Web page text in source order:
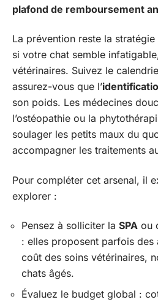
plafond de remboursement
La prévention reste la
si votre chat semble
vétérinaires. Suivez le
assurez-vous que l’
son poids. Les médecines
l’ostéopathie ou la
soulager les petits maux du
accompagner les traitements
Pour compléter cet arsenal, il
explorer :
Pensez à solliciter la SPA ou
: elles proposent parfois des
coût des soins vétérinaires,
chats âgés.
Évaluez le budget global :